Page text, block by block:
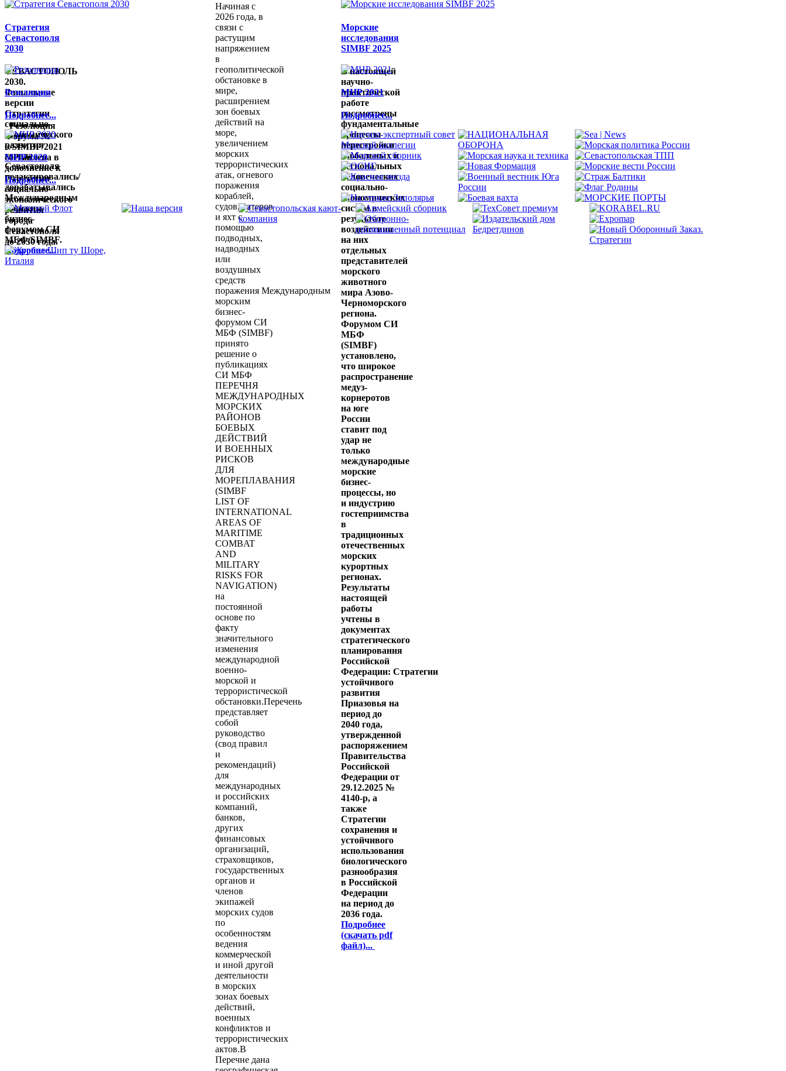
Начиная с
2026 года, в
связи с
растущим
напряжением
в
геополитической
обстановке в
мире,
расширением
зон боевых
действий на
море,
увеличением
морских
террористических
атак, огневого
поражения
кораблей,
судов, катеров
и яхт с
помощью
подводных,
надводных
или
воздушных
средств
поражения Международным
морским
бизнес-
форумом СИ
МБФ (SIMBF)
принято
решение о
публикациях
СИ МБФ
ПЕРЕЧНЯ
МЕЖДУНАРОДНЫХ
МОРСКИХ
РАЙОНОВ
БОЕВЫХ
ДЕЙСТВИЙ
И ВОЕННЫХ
РИСКОВ
ДЛЯ
МОРЕПЛАВАНИЯ
(SIMBF
LIST OF
INTERNATIONAL
AREAS OF
MARITIME
COMBAT
AND
MILITARY
RISKS FOR
NAVIGATION)
на
постоянной
основе по
факту
значительного
изменения
международной
военно-
морской и
террористической
обстановки.Перечень
представляет
собой
руководство
(свод правил
и
рекомендаций)
для
международных
и российских
компаний,
банков,
других
финансовых
организаций,
страховщиков,
государственных
органов и
членов
экипажей
морских судов
по
особенностям
ведения
коммерческой
и иной другой
деятельности
в морских
зонах боевых
действий,
военных
конфликтов и
террористических
актов.В
Перечне дана
Стратегия
Севастополя
2030
СЕВАСТОПОЛЬ
2030.
Финальные
версии
Стратегии
социально-
экономического
развития
города
Севастополя
редактировались/
дорабатывались
Международным
морским
бизнес-
форумом СИ
МБФ/SIMBF.
Подробнее...
Морские
исследования
SIMBF 2025
В настоящей
научно-
практической
работе
рассмотрены
фундаментальные
процессы
перестройки
глобальных и
региональных
человеческих
социально-
экономических
систем в
результате
воздействия
на них
отдельных
представителей
морского
животного
мира Азово-
Черноморского
региона.
Форумом СИ
МБФ
(SIMBF)
установлено,
что широкое
распространение
медуз-
корнеротов
на юге
России
ставит под
удар не
только
международные
морские
бизнес-
процессы, но
и индустрию
гостеприимства
в
традиционных
отечественных
морских
курортных
регионах.
Результаты
настоящей
работы
учтены в
документах
стратегического
планирования
Российской
Федерации: Стратегии
устойчивого
развития
Приазовья на
период до
2040 года,
утвержденной
распоряжением
Правительства
Российской
Федерации от
29.12.2025 №
4140-р, а
также
Стратегии
сохранения и
устойчивого
использования
биологического
разнообразия
в Российской
Федерации
на период до
2036 года.
Подробнее
(скачать pdf
файл)...
Резолюции
Подробнее...
Резолюция
Форума №
6/SIMBF/2021
составлена в
дополнение к
Стратегии
социально-
экономического
развития
города
Севастополя
до 2030 года.
МНР 2021
Подробнее...
МНР 2020
Подробнее...